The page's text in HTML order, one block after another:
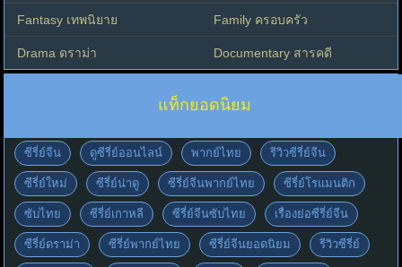
Fantasy เทพนิยาย Family ครอบครัว
Drama ดราม่า Documentary สารคดี
แท็กยอดนิยม
ซีรี่ย์จีน ดูซีรี่ย์ออนไลน์ พากย์ไทย รีวิวซีรี่ย์จีน
ซีรี่ย์ใหม่ ซีรี่ย์น่าดู ซีรี่ย์จีนพากย์ไทย ซีรี่ย์โรแมนติก
ซับไทย ซีรี่ย์เกาหลี ซีรี่ย์จีนซับไทย เรื่องย่อซีรี่ย์จีน
ซีรี่ย์ดราม่า ซีรี่ย์พากย์ไทย ซีรี่ย์จีนยอดนิยม รีวิวซีรี่ย์